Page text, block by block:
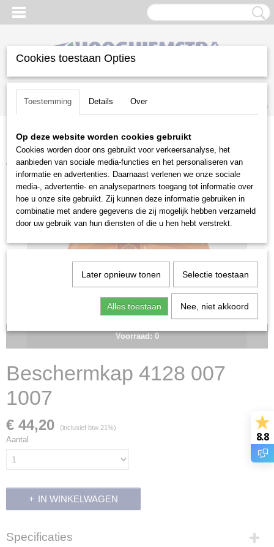
Inloggen Registreren
(0)
Home >Gazononderhoud>Bosmaaiers | toebehoren
Beschermkappen >Stihl beschermkappen>Beschermkap 4128
007 1007
Voorraad: 0
Beschermkap 4128 007
1007
€ 44,20 (inclusief btw 21%)
Aantal
IN WINKELWAGEN
Specificaties
8.8
Cookies toestaan Opties
Toestemming Details Over
Op deze website worden cookies gebruikt
Cookies worden door ons gebruikt voor verkeersanalyse, het
aanbieden van sociale media-functies en het personaliseren van
informatie en advertenties. Daarnaast verlenen we onze sociale
media-, advertentie- en analysepartners toegang tot informatie over
hoe u onze site gebruikt. Zij kunnen deze informatie gebruiken in
combinatie met andere gegevens die zij mogelijk hebben verzameld
door uw gebruik van hun diensten of die u hen hebt verstrekt.
Later opnieuw tonen Selectie toestaan
Alles toestaan Nee, niet akkoord